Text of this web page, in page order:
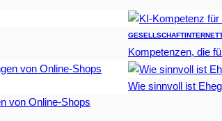
GESELLSCHAFTINTERNET
Kompetenzen, die
von Online-Shops
Wie sinnvoll ist